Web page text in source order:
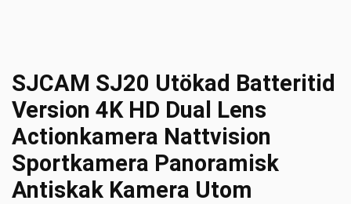
SJCAM SJ20 Utökad Batteritid
Version 4K HD Dual Lens
Actionkamera Nattvision
Sportkamera Panoramisk
Antiskak Kamera Utom